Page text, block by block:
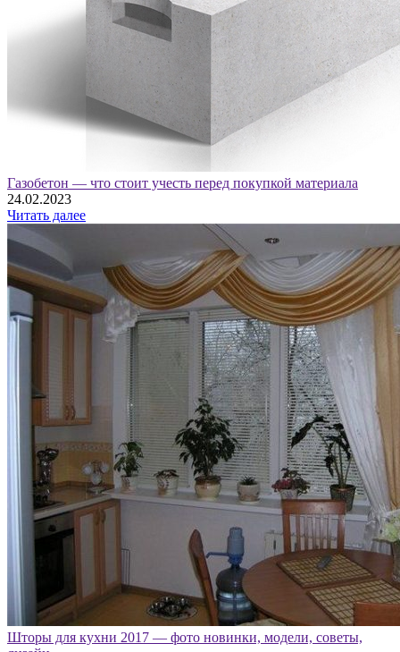
Газобетон — что стоит учесть перед покупкой материала
24.02.2023
Читать далее
Шторы для кухни 2017 — фото новинки, модели, советы,